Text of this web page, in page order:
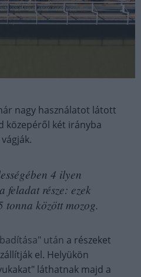
nagy használatot látott
közepéről két irányba
4 ilyen
feladat része: ezek
között mozog.
után a részeket
el. Helyükön
láthatnak majd a